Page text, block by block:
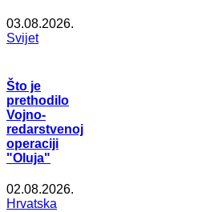
03.08.2026.
Svijet
Što je
prethodilo
Vojno-
redarstvenoj
operaciji
"Oluja"
02.08.2026.
Hrvatska